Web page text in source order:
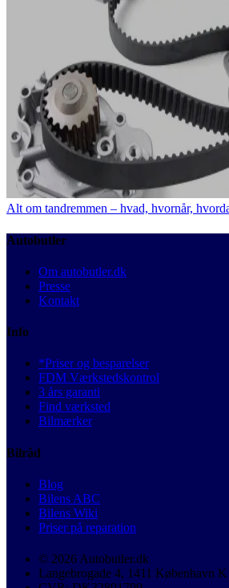
Alt om tandremmen – hvad, hvornår,
Autobutler
Om autobutler.dk
Presse
Kontakt
Info
*Priser og besparelser
FDM Værkstedskontrol
3 års garanti
Find værksted
Bilmærker
Bilråd
Blog
Bilens ABC
Bilens Wiki
Priser på reparation
© 2026 Autobutler.dk
Langebrogade 4, 1411 København K